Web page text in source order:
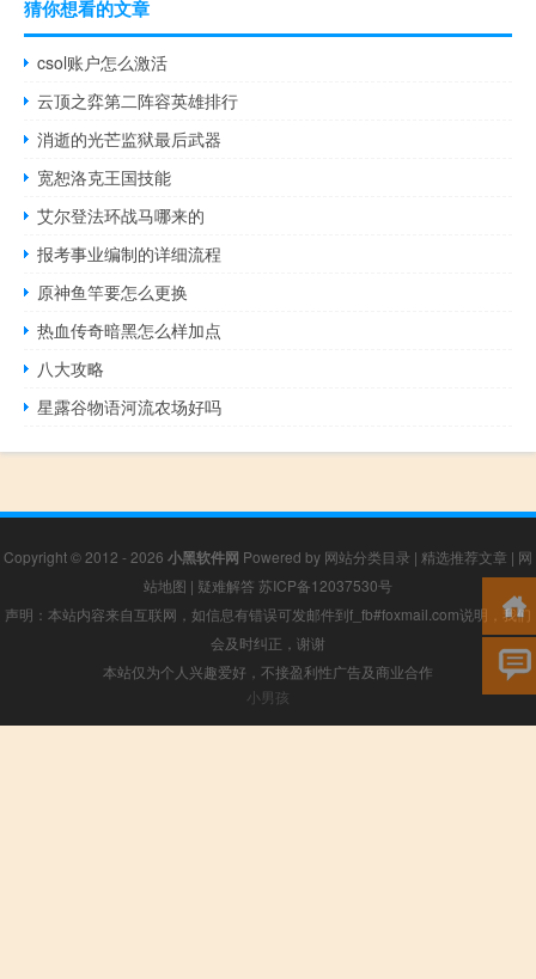
猜你想看的文章
csol账户怎么激活
云顶之弈第二阵容英雄排行
消逝的光芒监狱最后武器
宽恕洛克王国技能
艾尔登法环战马哪来的
报考事业编制的详细流程
原神鱼竿要怎么更换
热血传奇暗黑怎么样加点
八大攻略
星露谷物语河流农场好吗
Copyright © 2012 - 2026 小黑软件网 Powered by 网站分类目录 | 精选推荐文章 | 网
站地图 | 疑难解答 苏ICP备12037530号
声明：本站内容来自互联网，如信息有错误可发邮件到f_fb#foxmail.com说明，我们
会及时纠正，谢谢
本站仅为个人兴趣爱好，不接盈利性广告及商业合作
小男孩